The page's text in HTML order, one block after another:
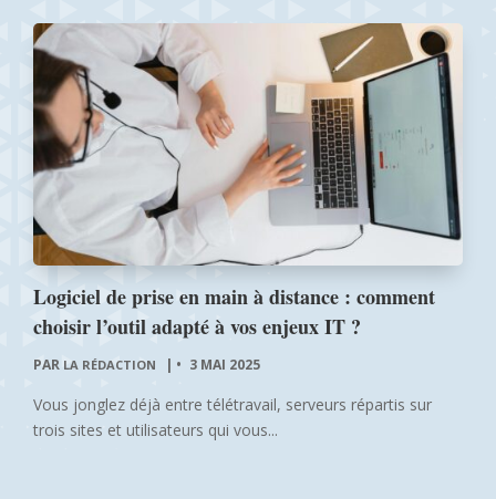
Logiciel de prise en main à distance : comment
choisir l’outil adapté à vos enjeux IT ?
PAR LA RÉDACTION | 3 MAI 2025
Vous jonglez déjà entre télétravail, serveurs répartis sur
trois sites et utilisateurs qui vous...